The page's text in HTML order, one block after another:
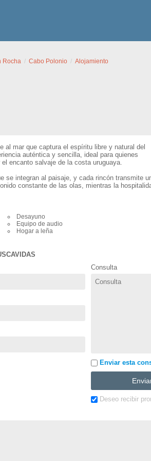
Rocha Cabo Polonio Alojamiento
al mar que captura el espíritu libre y natural del
auténtica y sencilla, ideal para quienes
encanto salvaje de la costa uruguaya.
integran al paisaje, y cada rincón transmite
constante de las olas, mientras la
Desayuno
Equipo de audio
Hogar a leña
Consulta
Enviar esta
Deseo recibir